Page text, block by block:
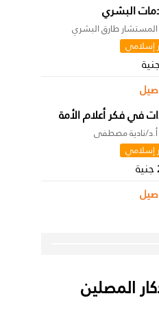
البشري
المستشار طارق البشري
إسلامي
في فكر أعلام الأمة
أ.د/نادية مصطفى
إسلامي
المصلين